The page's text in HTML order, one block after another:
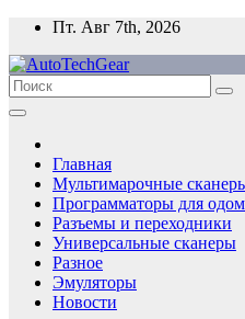
Перейти
содержимому
Пт. Авг 7th, 2026
Главная
Мультимарочные
Программаторы для
Разъемы и переходники
Универсальные сканеры
Разное
Эмуляторы
Новости